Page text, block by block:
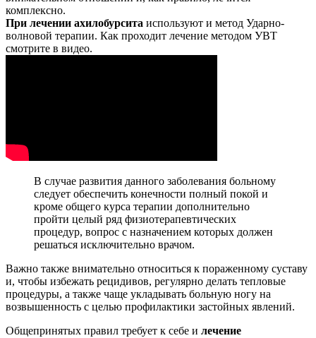
комплексно.
При лечении ахилобурсита используют и метод Ударно-
волновой терапии. Как проходит лечение методом УВТ
смотрите в видео.
В случае развития данного заболевания больному
следует обеспечить конечности полный покой и
кроме общего курса терапии дополнительно
пройти целый ряд физиотерапевтических
процедур, вопрос с назначением которых должен
решаться исключительно врачом.
Важно также внимательно относиться к пораженному суставу
и, чтобы избежать рецидивов, регулярно делать тепловые
процедуры, а также чаще укладывать больную ногу на
возвышенность с целью профилактики застойных явлений.
Общепринятых правил требует к себе и лечение